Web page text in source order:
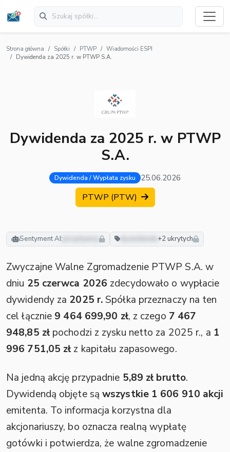
Strona główna Spółki PTWP
Wiadomości ESPI
Dywidenda za 2025 r. w PTWP S.A.
Dywidenda za 2025 r. w PTWP
S.A.
Dywidenda / Wypłata zysku 25.06.2026
PTWP (PTW)
Sentyment AI: pozytywny +2 ukrytych
Zwyczajne Walne Zgromadzenie PTWP S.A. w
dniu 25 czerwca 2026 zdecydowało o wypłacie
dywidendy za 2025 r.Spółka przeznaczy na ten
cel łącznie 9 464 699,90 zł, z czego 7 467
948,85 złpochodzi z zysku netto za 2025 r., a 1
996 751,05 zł z kapitału zapasowego.
Na jedną akcję przypadnie 5,89 zł brutto.
Dywidendą objęte są wszystkie 1 606 910 akcji
emitenta. To informacja korzystna dla
akcjonariuszy, bo oznacza realną wypłatę
gotówki i potwierdza, że walne zgromadzenie